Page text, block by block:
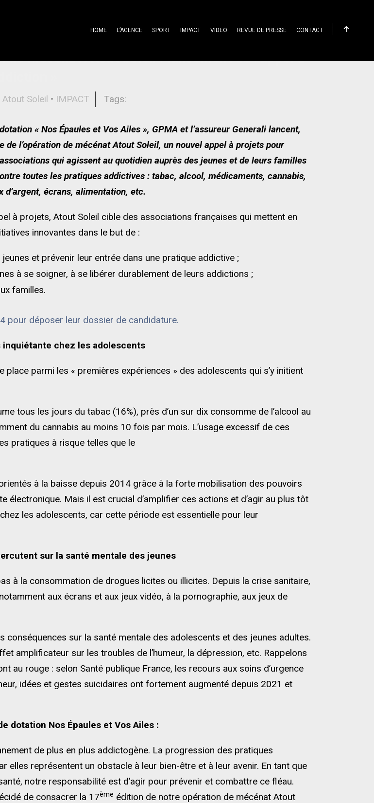
HOME L’AGENCE SPORT IMPACT VIDEO REVUE DE PRESSE CONTACT
de mécénat Atout Soleil : lancement de l’appel à
Atout Soleil • IMPACT Tags:
« Nos Épaules et Vos Ailes », GPMA et l’assureur Generali lancent,
de l’opération de mécénat Atout Soleil, un nouvel appel à projets pour
qui agissent au quotidien auprès des jeunes et de leurs familles
toutes les pratiques addictives : tabac, alcool, médicaments, cannabis,
d’argent, écrans, alimentation, etc.
à projets, Atout Soleil cible des associations françaises qui mettent en
innovantes dans le but de :
et prévenir leur entrée dans une pratique addictive ;
à se soigner, à se libérer durablement de leurs addictions ;
familles.
pour déposer leur dossier de candidature.
chez les adolescents
parmi les « premières expériences » des adolescents qui s’y initient
tous les jours du tabac (16%), près d’un sur dix consomme de l’alcool au
du cannabis au moins 10 fois par mois. L’usage excessif de ces
pratiques à risque telles que le
à la baisse depuis 2014 grâce à la forte mobilisation des pouvoirs
électronique. Mais il est crucial d’amplifier ces actions et d’agir au plus tôt
les adolescents, car cette période est essentielle pour leur
sur la santé mentale des jeunes
à la consommation de drogues licites ou illicites. Depuis la crise sanitaire,
aux écrans et aux jeux vidéo, à la pornographie, aux jeux de
conséquences sur la santé mentale des adolescents et des jeunes adultes.
amplificateur sur les troubles de l’humeur, la dépression, etc. Rappelons
au rouge : selon Santé publique France, les recours aux soins d’urgence
idées et gestes suicidaires ont fortement augmenté depuis 2021 et
dotation Nos Épaules et Vos Ailes :
de plus en plus addictogène. La progression des pratiques
elles représentent un obstacle à leur bien-être et à leur avenir. En tant que
notre responsabilité est d’agir pour prévenir et combattre ce fléau.
de consacrer la 17ème édition de notre opération de mécénat Atout